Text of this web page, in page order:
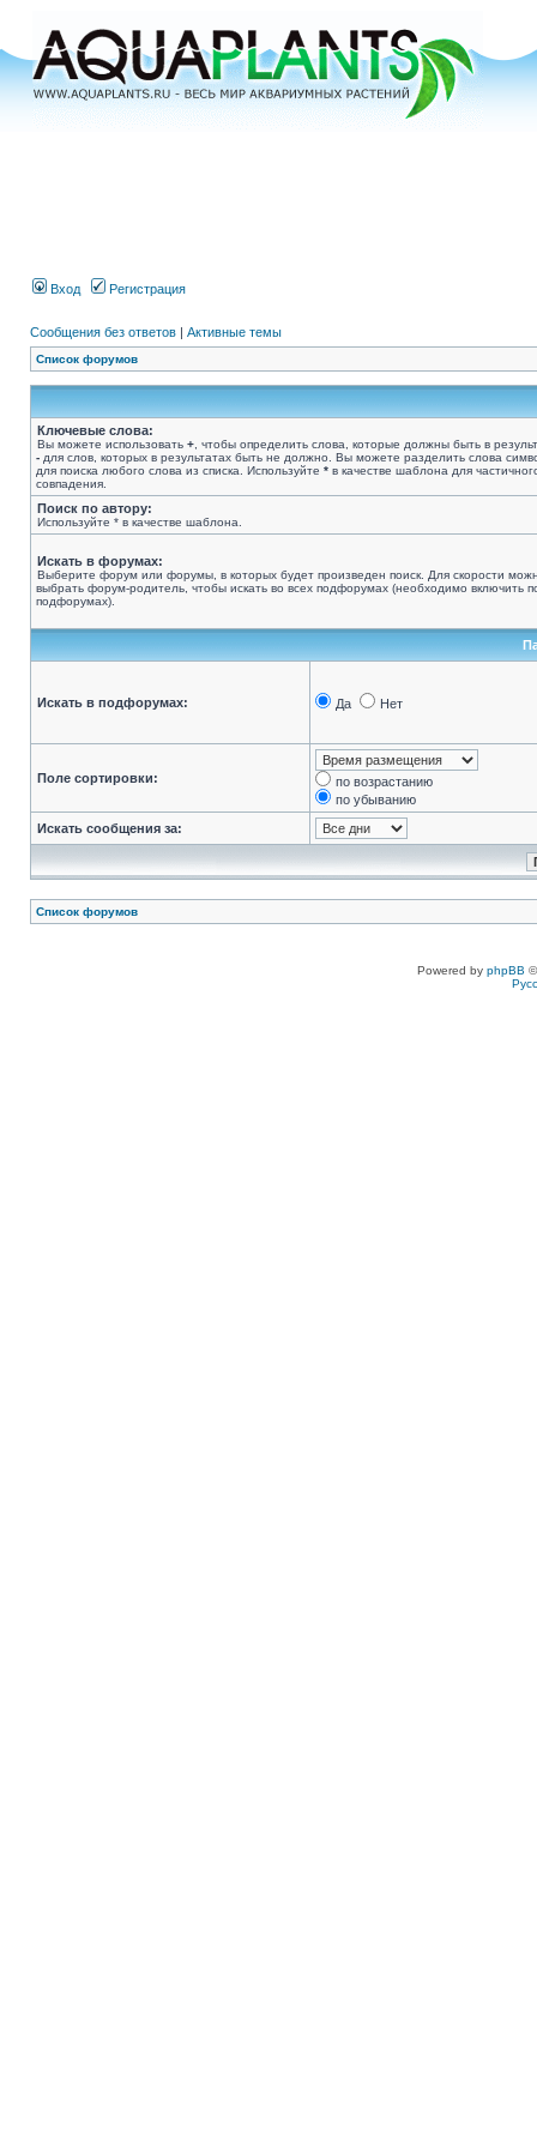
Вход Регистрация
Сообщения без ответов | Активные темы
Список форумов
Ключевые слова:
Вы можете использовать + , чтобы определить слова, которые должны быть в
- для слов, которых в результатах быть не должно. Вы можете разделить слова
для поиска любого слова из списка. Используйте * в качестве шаблона для
совпадения.
Поиск по автору:
Используйте * в качестве шаблона.
Искать в форумах:
Выберите форум или форумы, в которых будет произведен поиск. Для скорости
выбрать форум-родитель, чтобы искать во всех подфорумах (необходимо включить
подфорумах).
Искать в подфорумах: Да Нет
Поле сортировки:
по возрастанию
по убыванию
Искать сообщения за:
Список форумов
Powered by phpBB